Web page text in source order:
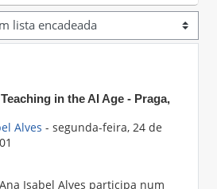
in the AI Age - Praga,
Alves - segunda-feira, 24 de
5
Isabel Alves participa num